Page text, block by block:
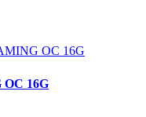
OC 16G